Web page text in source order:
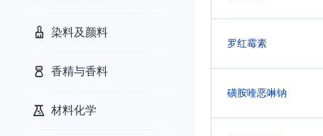
染料及颜料
香精与香料
材料化学
罗红霉素
磺胺喹恶啉钠